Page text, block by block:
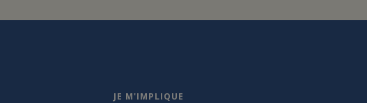
JE M'IMPLIQUE